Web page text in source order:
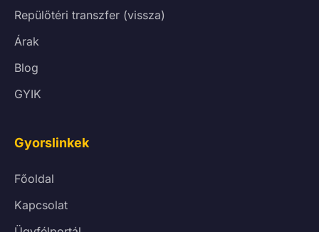
Repülőtéri transzfer (vissza)
Árak
Blog
GYIK
Gyorslinkek
Főoldal
Kapcsolat